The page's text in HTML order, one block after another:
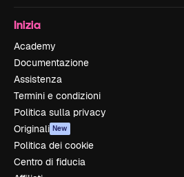
Inizia
Academy
Documentazione
Assistenza
Termini e condizioni
Politica sulla privacy
Originali New
Politica dei cookie
Centro di fiducia